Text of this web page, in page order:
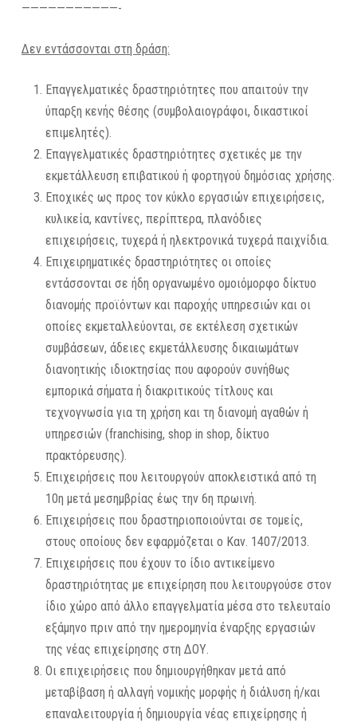
———————————-
Δεν εντάσσονται στη δράση:
Επαγγελματικές δραστηριότητες που απαιτούν την
ύπαρξη κενής θέσης (συμβολαιογράφοι, δικαστικοί
επιμελητές).
Επαγγελματικές δραστηριότητες σχετικές με την
εκμετάλλευση επιβατικού ή φορτηγού δημόσιας χρήσης.
Εποχικές ως προς τον κύκλο εργασιών επιχειρήσεις,
κυλικεία, καντίνες, περίπτερα, πλανόδιες
επιχειρήσεις, τυχερά ή ηλεκτρονικά τυχερά παιχνίδια.
Επιχειρηματικές δραστηριότητες οι οποίες
εντάσσονται σε ήδη οργανωμένο ομοιόμορφο δίκτυο
διανομής προϊόντων και παροχής υπηρεσιών και οι
οποίες εκμεταλλεύονται, σε εκτέλεση σχετικών
συμβάσεων, άδειες εκμετάλλευσης δικαιωμάτων
διανοητικής ιδιοκτησίας που αφορούν συνήθως
εμπορικά σήματα ή διακριτικούς τίτλους και
τεχνογνωσία για τη χρήση και τη διανομή αγαθών ή
υπηρεσιών (franchising, shop in shop, δίκτυο
πρακτόρευσης).
Επιχειρήσεις που λειτουργούν αποκλειστικά από τη
10η μετά μεσημβρίας έως την 6η πρωινή.
Επιχειρήσεις που δραστηριοποιούνται σε τομείς,
στους οποίους δεν εφαρμόζεται ο Καν. 1407/2013.
Επιχειρήσεις που έχουν το ίδιο αντικείμενο
δραστηριότητας με επιχείρηση που λειτουργούσε στον
ίδιο χώρο από άλλο επαγγελματία μέσα στο τελευταίο
εξάμηνο πριν από την ημερομηνία έναρξης εργασιών
της νέας επιχείρησης στη ΔΟΥ.
Οι επιχειρήσεις που δημιουργήθηκαν μετά από
μεταβίβαση ή αλλαγή νομικής μορφής ή διάλυση ή/και
επαναλειτουργία ή δημιουργία νέας επιχείρησης ή